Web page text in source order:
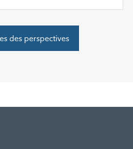
des perspectives